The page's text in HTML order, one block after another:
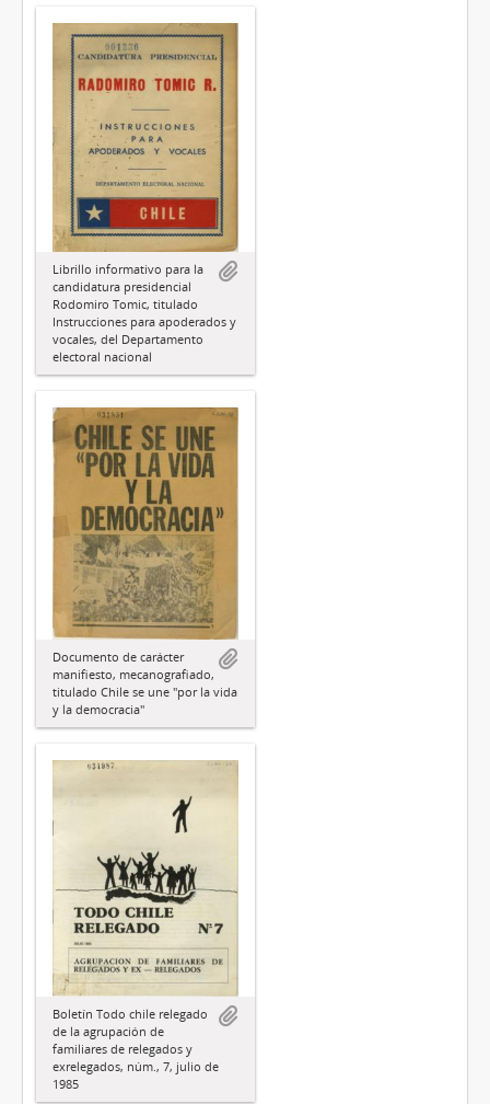
Librillo informativo para la
candidatura presidencial
Rodomiro Tomic, titulado
Instrucciones para apoderados y
vocales, del Departamento
electoral nacional
Documento de carácter
manifiesto, mecanografiado,
titulado Chile se une "por la vida
y la democracia"
Boletín Todo chile relegado
de la agrupación de
familiares de relegados y
exrelegados, núm., 7, julio de
1985